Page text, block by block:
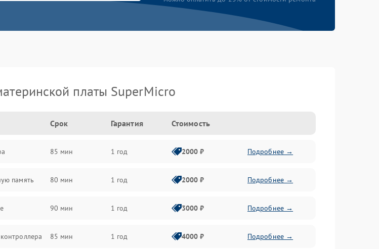
платы SuperMicro
Срок Гарантия Стоимость
85 мин 1 год 2000 ₽ Подробнее →
память 80 мин 1 год 2000 ₽ Подробнее →
90 мин 1 год 3000 ₽ Подробнее →
85 мин 1 год 4000 ₽ Подробнее →